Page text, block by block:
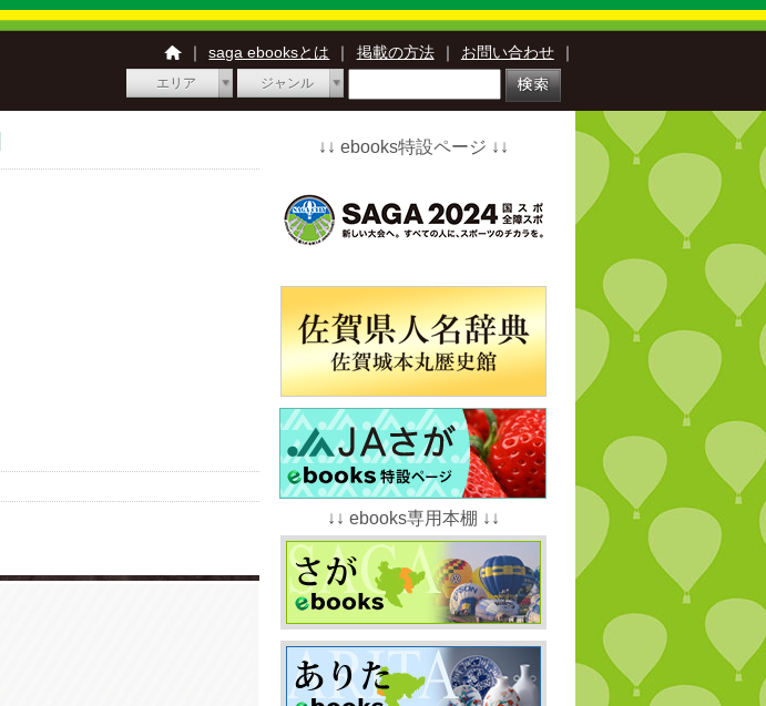
｜ saga ebooksとは ｜ 掲載の方法 ｜ お問い合わせ ｜
エリア ジャンル
↓↓ ebooks特設ページ ↓↓
↓↓ ebooks専用本棚 ↓↓